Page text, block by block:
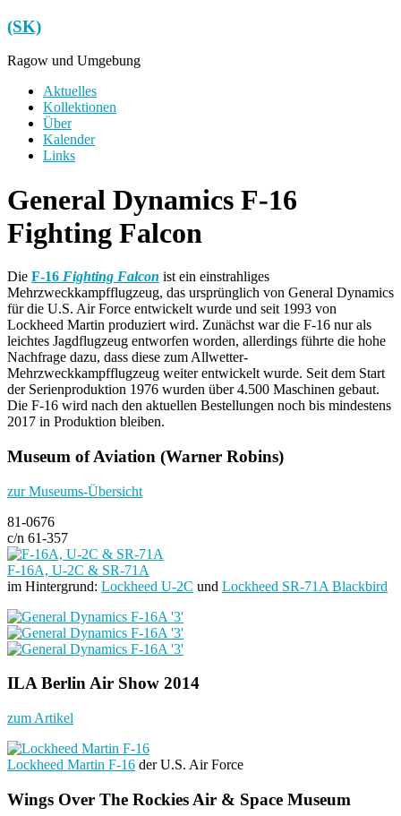
Zum
Inhalt
springen
(SK)
Ragow und Umgebung
Menü
Aktuelles
Kollektionen
Über
Kalender
Links
General Dynamics F-16
Fighting Falcon
Die F-16 Fighting Falcon ist ein einstrahliges
Mehrzweckkampfflugzeug, das ursprünglich von General Dynamics
für die U.S. Air Force entwickelt wurde und seit 1993 von
Lockheed Martin produziert wird. Zunächst war die F-16 nur als
leichtes Jagdflugzeug entworfen worden, allerdings führte die hohe
Nachfrage dazu, dass diese zum Allwetter-
Mehrzweckkampfflugzeug weiter entwickelt wurde. Seit dem Start
der Serienproduktion 1976 wurden über 4.500 Maschinen gebaut.
Die F-16 wird nach den aktuellen Bestellungen noch bis mindestens
2017 in Produktion bleiben.
Museum of Aviation (Warner Robins)
zur Museums-Übersicht
81-0676
c/n 61-357
F-16A, U-2C & SR-71A
im Hintergrund: Lockheed U-2C und Lockheed SR-71A Blackbird
ILA Berlin Air Show 2014
zum Artikel
Lockheed Martin F-16 der U.S. Air Force
Wings Over The Rockies Air & Space Museum